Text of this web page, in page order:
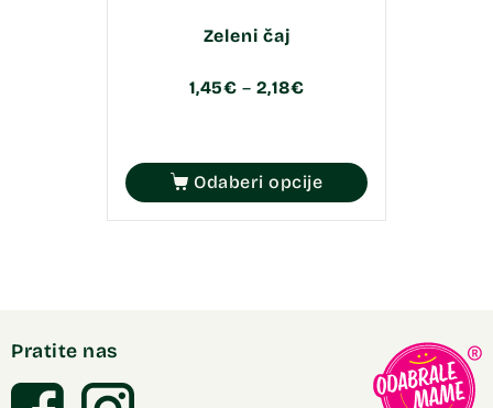
Zeleni čaj
1,45€ – 2,18€
Odaberi opcije
Pratite nas